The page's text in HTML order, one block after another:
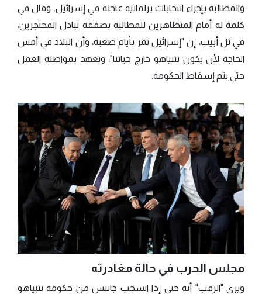
والمطالبة بإجراء انتخابات برلمانية عاجلة في إسرائيل. وقال في
كلمة له أمام المتظاهرين للمطالبة بصفقة تبادل المحتجزين،
في تل أبيب، إن "إسرائيل تمر بأيام صعبة، وأن البلاد في أمس
الحاجة لأن يكون نتنياهو خارج حياتنا"، وتعهد بمواصلة العمل
حتى يتم إسقاط الحكومة.
مجلس الحرب في حالة مغادرته
ويرى "الرقب" أنه حتى إذا انسحب جانتس من حكومة نتنياهو